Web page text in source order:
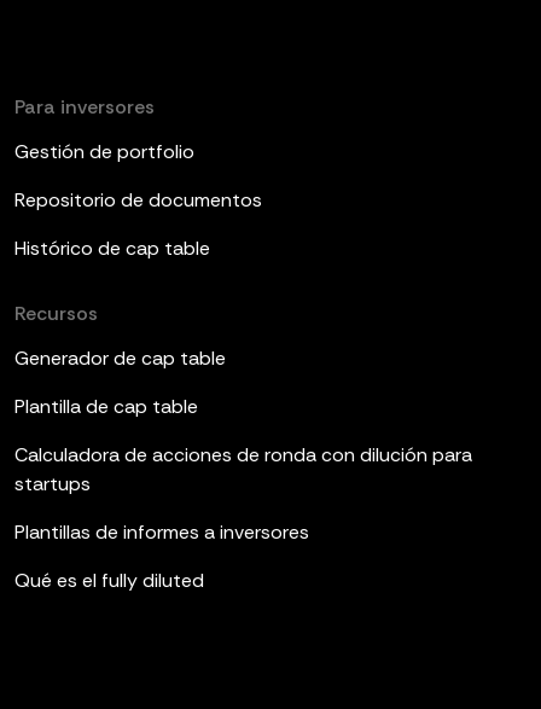
Para inversores
Gestión de portfolio
Repositorio de documentos
Histórico de cap table
Recursos
Generador de cap table
Plantilla de cap table
Calculadora de acciones de ronda con dilución para
startups
Plantillas de informes a inversores
Qué es el fully diluted